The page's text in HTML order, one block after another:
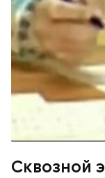
Сквозной